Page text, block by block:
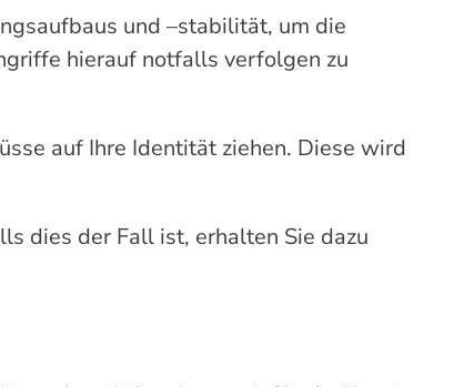
und –stabilität, um die
hierauf notfalls verfolgen zu
auf Ihre Identität ziehen. Diese wird
dies der Fall ist, erhalten Sie dazu